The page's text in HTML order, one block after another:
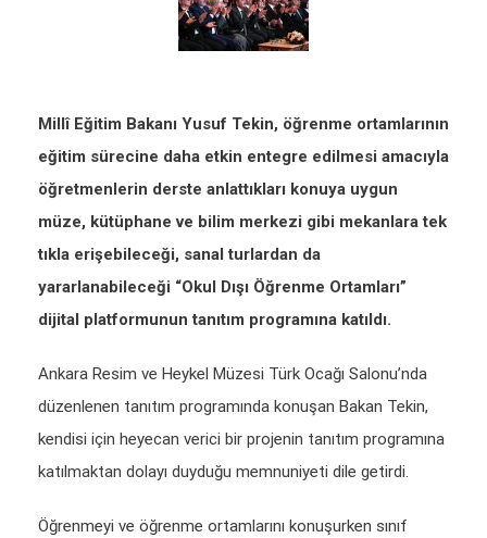
Millî Eğitim Bakanı Yusuf Tekin, öğrenme ortamlarının
eğitim sürecine daha etkin entegre edilmesi amacıyla
öğretmenlerin derste anlattıkları konuya uygun
müze, kütüphane ve bilim merkezi gibi mekanlara tek
tıkla erişebileceği, sanal turlardan da
yararlanabileceği “Okul Dışı Öğrenme Ortamları”
dijital platformunun tanıtım programına katıldı.
Ankara Resim ve Heykel Müzesi Türk Ocağı Salonu’nda
düzenlenen tanıtım programında konuşan Bakan Tekin,
kendisi için heyecan verici bir projenin tanıtım programına
katılmaktan dolayı duyduğu memnuniyeti dile getirdi.
Öğrenmeyi ve öğrenme ortamlarını konuşurken sınıf